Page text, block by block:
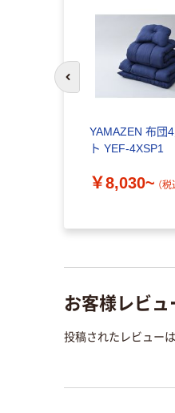
YAMAZEN 布団
ト YEF-4XSP1
￥8,030~ （税
前のスライドへ
お客様レビュ
投稿されたレビュー